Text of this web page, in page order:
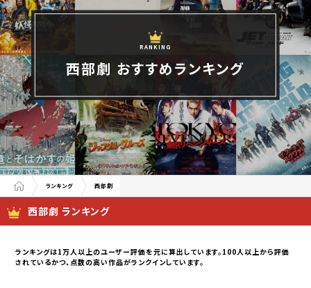
RANKING
西部劇 おすすめランキング
ランキング 西部劇
西部劇 ランキング
ランキングは1万人以上のユーザー評価を元に算出しています。100人以上から評価
されているかつ、点数の高い作品がランクインしています。